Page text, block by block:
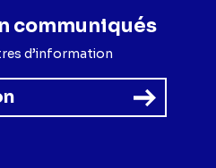
communiqués
d’information